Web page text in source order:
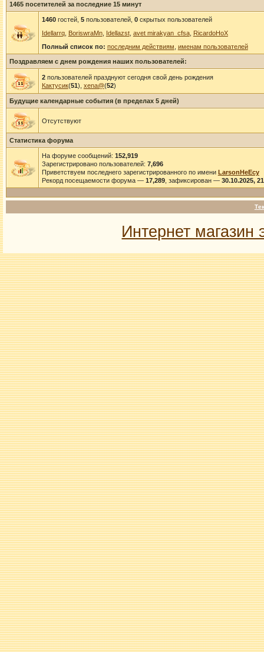
1465 посетителей за последние 15 минут
1460гостей, 5пользователей, 0скрытых пользователей
Idellarrq, BoriswraMn, Idellazst, avet mirakyan_cfsa, RicardoHoX
Полный список по: последним действиям именам пользователей
Поздравляем с днем рождения наших пользователей:
2пользователей празднуют сегодня свой день рождения
Кактусик(51), xena@(52)
Будущие календарные события (в пределах 5 дней)
Отсутствуют
Статистика форума
На форуме сообщений: 152,919
Зарегистрировано пользователей: 7,696
Приветствуем последнего зарегистрированного по имени LarsonHeEcy
Рекорд посещаемости форума — 17,289, зафиксирован — 30.10.2025,
Интернет